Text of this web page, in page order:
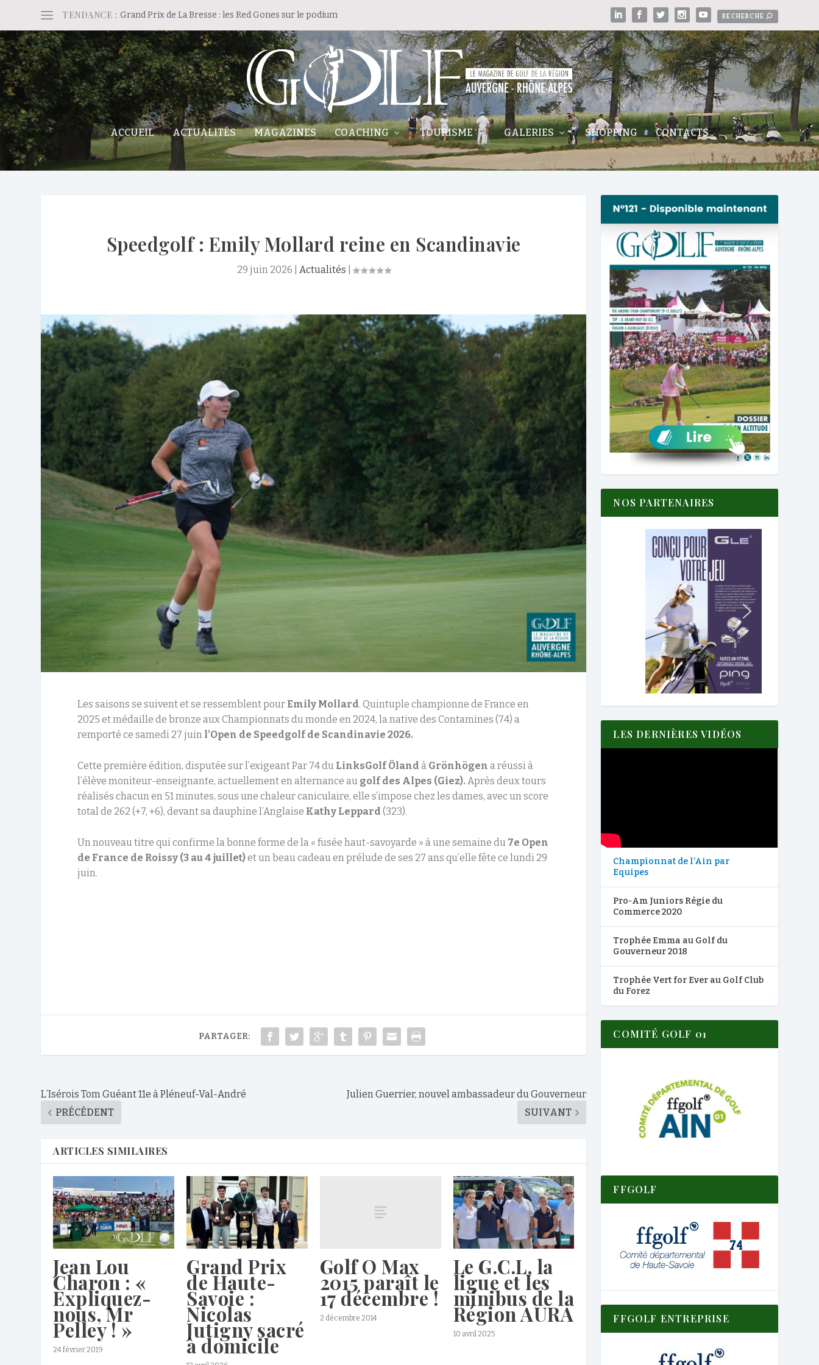
TENDANCE : Grand Prix de La Bresse : les Red Gones sur le podium
ACCUEIL ACTUALITÉS MAGAZINES COACHING TOURISME GALERIES SHOPPING CONTACTS
Speedgolf : Emily Mollard reine en Scandinavie
29 juin 2026 Actualités
Les saisons se suivent et se ressemblent pour Emily Mollard. Quintuple championne de France en
2025 et médaille de bronze aux Championnats du monde en 2024, la native des Contamines (74) a
remporté ce samedi 27 juin l’Open de Speedgolf de Scandinavie 2026.
Cette première édition, disputée sur l’exigeant Par 74 du LinksGolf Ölandà Grönhögena réussi à
l’élève moniteur-enseignante, actuellement en alternance au golf des Alpes (Giez).Après deux tours
réalisés chacun en 51 minutes, sous une chaleur caniculaire, elle s’impose chez les dames, avec un score
total de 262 (+7, +6), devant sa dauphine l’Anglaise Kathy Leppard (323).
Un nouveau titre qui confirme la bonne forme de la « fusée haut-savoyarde » à une semaine du 7e Open
de France de Roissy (3 au 4 juillet)et un beau cadeau en prélude de ses 27 ans qu’elle fête ce lundi 29
juin.
PARTAGER:
L’Isérois Tom Guéant 11e à Pléneuf-Val-André
PRÉCÉDENT
Julien Guerrier, nouvel ambassadeur du Gouverneur
SUIVANT
ARTICLES SIMILAIRES
Jean Lou
Charon : «
Expliquez-
nous, Mr
Pelley ! »
24 février 2019
Grand Prix
de Haute-
Savoie :
Nicolas
Jutigny sacré
à domicile
Golf O Max
2015 paraît le
17 décembre !
2 décembre 2014
Le G.C.L, la
ligue et les
minibus de la
Région AURA
10 avril 2025
NOS PARTENAIRES
LES DERNIÈRES VIDÉOS
Championnat de l’Ain par
Equipes
Pro-Am Juniors Régie du
Commerce 2020
Trophée Emma au Golf du
Gouverneur 2018
Trophée Vert for Ever au Golf Club
du Forez
COMITÉ GOLF 01
FFGOLF
FFGOLF ENTREPRISE